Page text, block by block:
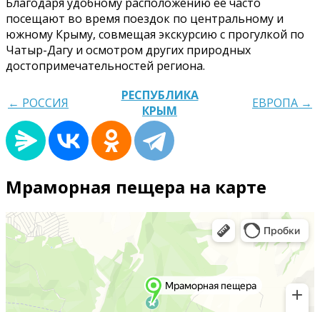
посещают во время поездок по центральному и
южному Крыму, совмещая экскурсию с прогулкой по
Чатыр-Дагу и осмотром других природных
достопримечательностей региона.
← РОССИЯ
РЕСПУБЛИКА
КРЫМ
ЕВРОПА →
Мраморная пещера на карте